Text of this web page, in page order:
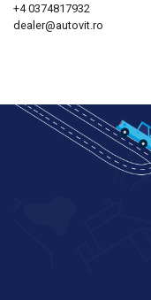
+4 0374817932
dealer@autovit.ro